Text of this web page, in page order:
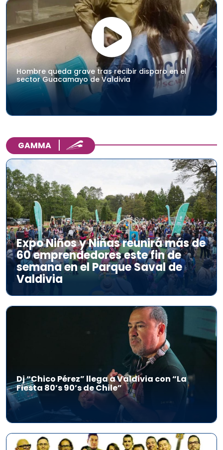
Hombre queda grave tras recibir disparo en el
sector Guacamayo de Valdivia
GAMMA
Expo Niños y Niñas reunirá más de
60 emprendedores este fin de
semana en el Parque Saval de
Valdivia
Dj “Chico Pérez” llega a Valdivia con “La
Fiesta 80’s 90’s de Chile”